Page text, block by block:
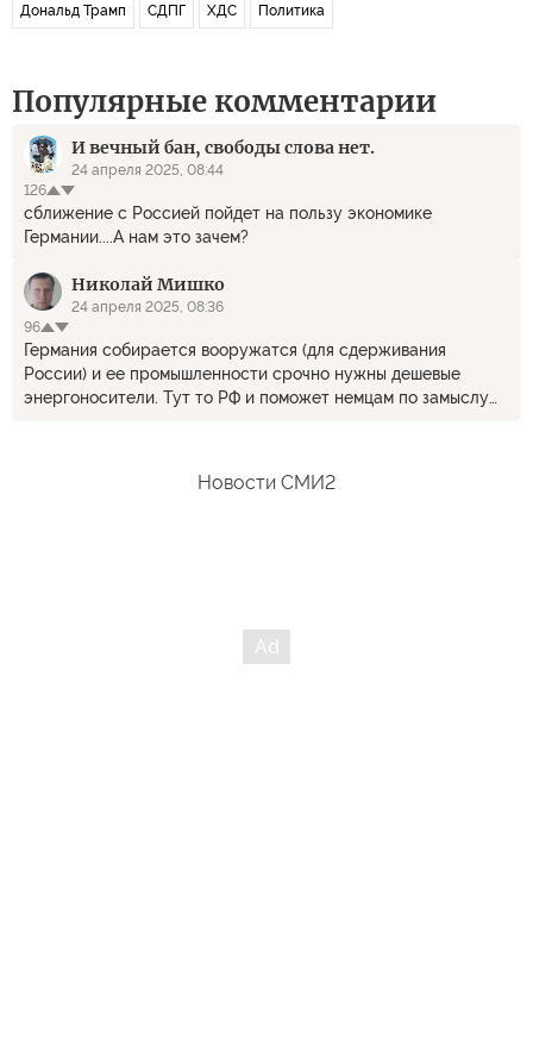
Дональд Трамп СДПГ ХДС Политика
Популярные комментарии
И вечный бан, свободы слова нет.
24 апреля 2025, 08:44
126
сближение с Россией пойдет на пользу экономике
Германии....А нам это зачем?
Николай Мишко
24 апреля 2025, 08:36
96
Германия собирается вооружатся (для сдерживания
России) и ее промышленности срочно нужны дешевые
энергоносители. Тут то РФ и поможет немцам по замыслу
Новости СМИ2